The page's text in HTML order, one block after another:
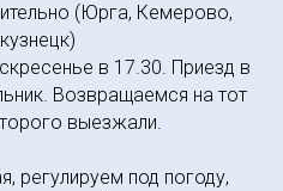
(Юрга, Кемерово,
в 17.30. Приезд в
Возвращаемся на тот
выезжали.
регулируем под погоду,